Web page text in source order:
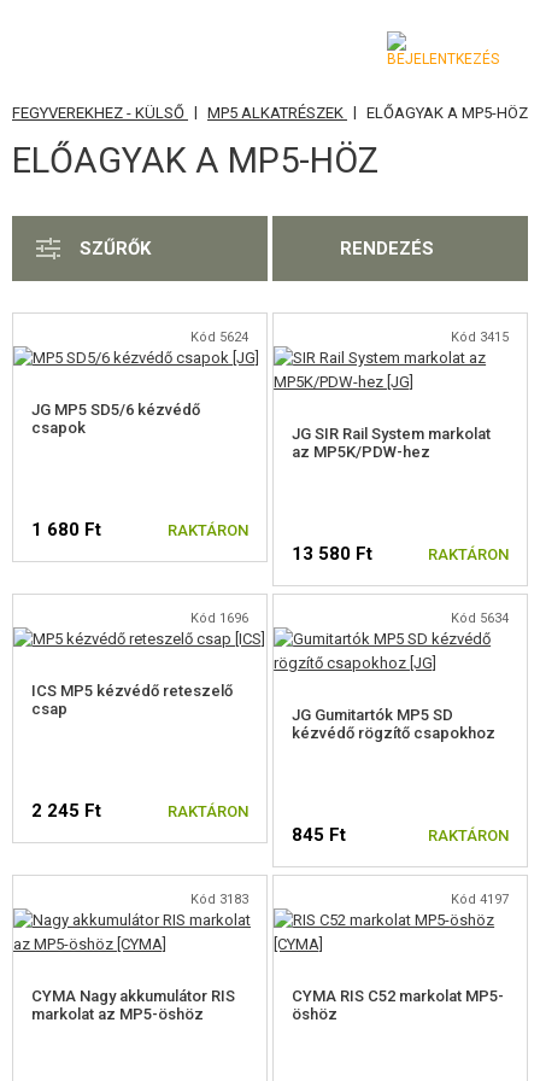
KATEGÓRIA
AIRSOFT FEGYVEREK
GRÁNÁTVETŐK, GRÁNÁTOK
FELSZERELÉS, EGYENRUHA, TOKOK
RÁDIÓS, FEJHALLGATÓ, KAMERÁK
KIEGÉSZÍTŐK, HORDSZÍJAK
ELEKTROMOS FEGYVEREKHEZ - BELTÉRI
ELEKTROMOS FEGYVEREKHEZ - KÜLSŐ
M4, M16 ALKATRÉSZEK
G36 ALKATRÉSZEK
FEGYVEREKHEZ - KÜLSŐ | MP5 ALKATRÉSZEK | ELŐAGYAK A MP5-HÖZ
ELŐAGYAK A MP5-HÖZ
SZŰRŐK RENDEZÉS
Kód 5624
JG MP5 SD5/6 kézvédő
csapok
1 680 Ft RAKTÁRON
Kód 3415
JG SIR Rail System markolat
az MP5K/PDW-hez
13 580 Ft RAKTÁRON
Kód 1696
ICS MP5 kézvédő reteszelő
csap
2 245 Ft RAKTÁRON
Kód 5634
JG Gumitartók MP5 SD
kézvédő rögzítő csapokhoz
845 Ft RAKTÁRON
Kód 3183
CYMA Nagy akkumulátor RIS
markolat az MP5-öshöz
Kód 4197
CYMA RIS C52 markolat MP5-
öshöz